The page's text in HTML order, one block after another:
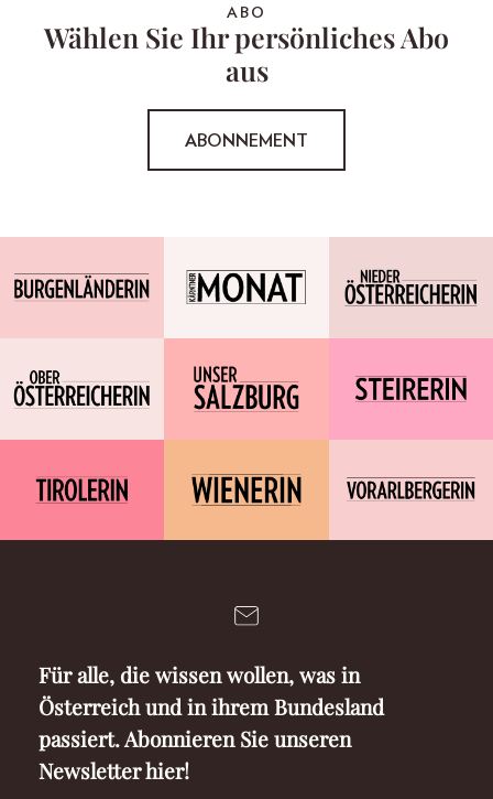
ABO
Wählen Sie Ihr persönliches Abo
aus
ABONNEMENT
Für alle, die wissen wollen, was in
Österreich und in ihrem Bundesland
passiert. Abonnieren Sie unseren
Newsletter hier!